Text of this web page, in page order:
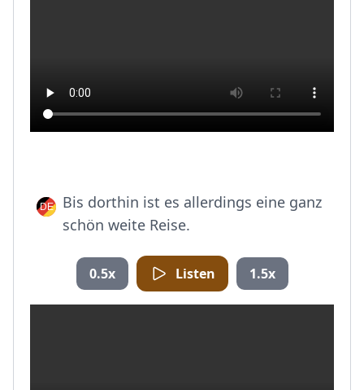
Bis dorthin ist es allerdings eine ganz
schön weite Reise.
0.5x Listen 1.5x